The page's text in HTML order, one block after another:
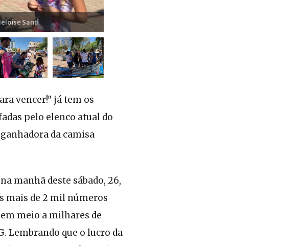
Santi
vencer!" já tem os
pelo elenco atual do
da camisa
manhã deste sábado, 26,
mais de 2 mil números
meio a milhares de
Lembrando que o lucro da